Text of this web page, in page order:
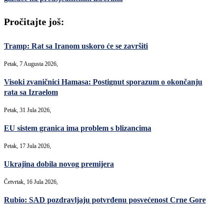
Pročitajte još:
Tramp: Rat sa Iranom uskoro će se završiti
Petak, 7 Augusta 2026,
Visoki zvaničnici Hamasa: Postignut sporazum o okončanju
rata sa Izraelom
Petak, 31 Jula 2026,
EU sistem granica ima problem s blizancima
Petak, 17 Jula 2026,
Ukrajina dobila novog premijera
Četvrtak, 16 Jula 2026,
Rubio: SAD pozdravljaju potvrđenu posvećenost Crne Gore